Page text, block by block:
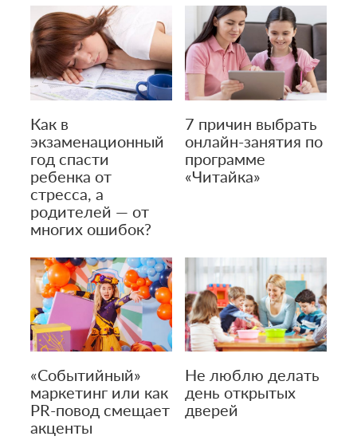
Как в
экзаменационный
год спасти
ребенка от
стресса, а
родителей — от
многих ошибок?
7 причин выбрать
онлайн-занятия по
программе
«Читайка»
«Событийный»
маркетинг или как
PR-повод смещает
акценты
Не люблю делать
день открытых
дверей